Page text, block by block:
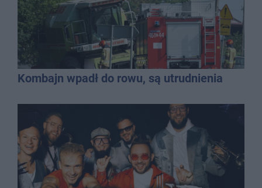
Kombajn wpadł do rowu, są utrudnienia